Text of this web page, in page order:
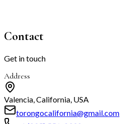
Contact
Get in touch
Address
Valencia, California, USA
torongocalifornia@gmail.com